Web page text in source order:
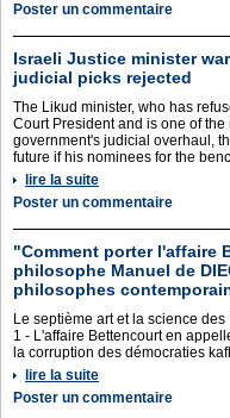
Poster un commentaire
Israeli Justice minister
judicial picks rejected
The Likud minister, who has
Court President and is one of
government's judicial overhaul,
future if his nominees for the
lire la suite
Poster un commentaire
"Comment porter l'affaire
philosophe Manuel de
philosophes
Le septième art et la science des
1 - L'affaire Bettencourt en
la corruption des démocraties
lire la suite
Poster un commentaire